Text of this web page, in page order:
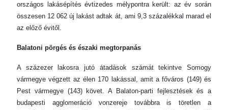
országos lakásépítés évtizedes mélypontra került: az év során
összesen 12 062 új lakást adtak át, ami 9,3 százalékkal marad el
az előző évitől.
Balatoni pörgés és északi megtorpanás
A százezer lakosra jutó átadások számát tekintve Somogy
vármegye végzett az élen 170 lakással, amit a főváros (149) és
Pest vármegye (143) követ. A Balaton-parti fejlesztések és a
budapesti agglomeráció vonzereje továbbra is töretlen a